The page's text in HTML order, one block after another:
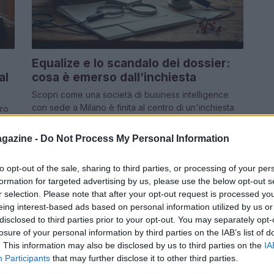
- Do Not Process My Personal Information
opt-out of the sale, sharing to third parties, or processing of your
for targeted advertising by us, please use the below opt-out
selection. Please note that after your opt-out request is processed
interest-based ads based on personal information utilized by us
to third parties prior to your opt-out. You may separately
of your personal information by third parties on the IAB’s list of
This information may also be disclosed by us to third parties on the
Participants that may further disclose it to other third parties.
Equalize e lo scandalo dei dossier:
cosa è emerso dall’inchiesta
Scopri come una società di business intelligence
con sede a Milano è finita al centro di un'inchiesta
Edoardo Marchesi · 13 Apr 2026
TELEVISIONE